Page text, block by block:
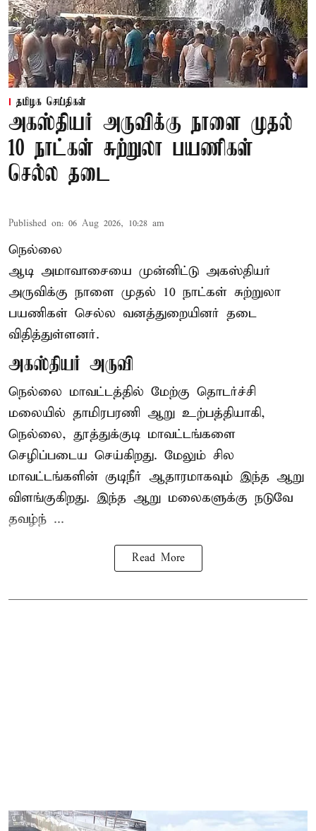
தமிழக செய்திகள்
அகஸ்தியர் அருவிக்கு நாளை முதல்
10 நாட்கள் சுற்றுலா பயணிகள்
செல்ல தடை
Published on: 06 Aug 2026, 10:28 am
நெல்லை
ஆடி அமாவாசையை முன்னிட்டு அகஸ்தியர்
அருவிக்கு நாளை முதல் 10 நாட்கள் சுற்றுலா
பயணிகள் செல்ல வனத்துறையினர் தடை
விதித்துள்ளனர்.
அகஸ்தியர் அருவி
நெல்லை மாவட்டத்தில் மேற்கு தொடர்ச்சி
மலையில் தாமிரபரணி ஆறு உற்பத்தியாகி,
நெல்லை, தூத்துக்குடி மாவட்டங்களை
செழிப்படைய செய்கிறது. மேலும் சில
மாவட்டங்களின் குடிநீர் ஆதாரமாகவும் இந்த ஆறு
விளங்குகிறது. இந்த ஆறு மலைகளுக்கு நடுவே
தவழ்ந் ...
Read More